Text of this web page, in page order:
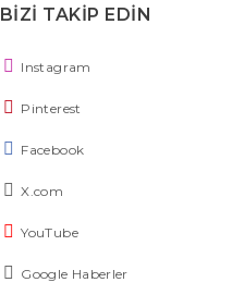
BİZİ TAKİP EDİN
Instagram
Pinterest
Facebook
X.com
YouTube
Google Haberler